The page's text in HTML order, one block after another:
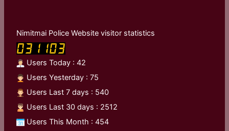
Nimitmai Police Website visitor statistics
Users Today : 42
Users Yesterday : 75
Users Last 7 days : 540
Users Last 30 days : 2512
Users This Month : 454